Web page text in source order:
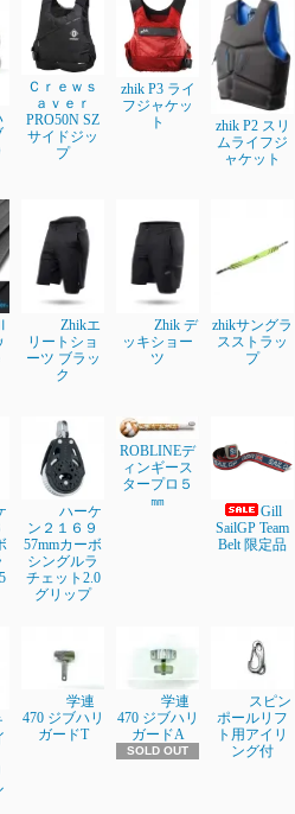
Ｃｒｅｗｓ
ａｖｅｒ
PRO50N SZ
サイドジッ
プ
zhik P3 ライ
フジャケッ
ト
zhik P2 スリ
ムライフジ
ャケット
Zhikエ
リートショ
ーツ ブラッ
ク
Zhik デ
ッキショー
ツ
zhikサングラ
スストラッ
プ
ハーケ
ン２１６９
57mmカーボ
シングルラ
チェット2.0
グリップ
ROBLINEデ
ィンギース
タープロ５
㎜
Gill
SailGP Team
Belt 限定品
学連
470 ジブハリ
ガードT
学連
470 ジブハリ
ガードA
SOLD OUT
スピン
ポールリフ
ト用アイリ
ング付